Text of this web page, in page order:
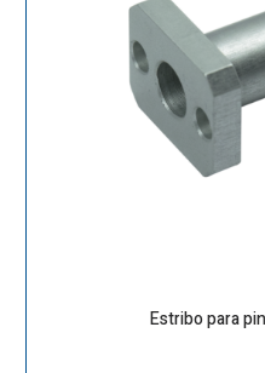
Estribo para